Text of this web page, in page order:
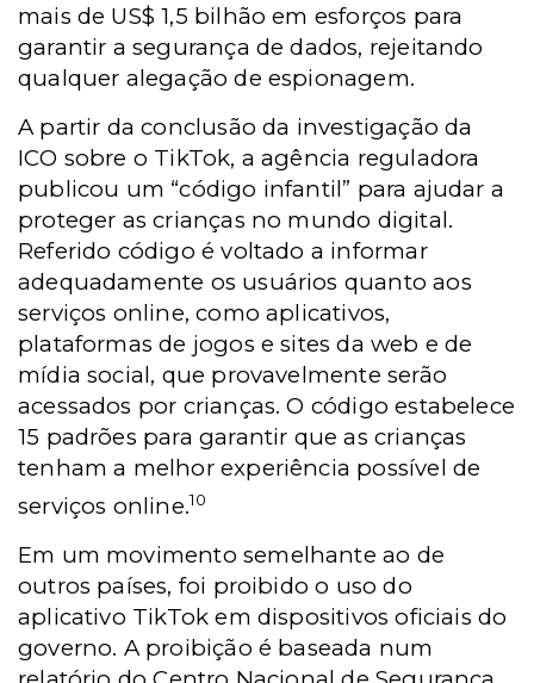
mais de US$ 1,5 bilhão em esforços para
garantir a segurança de dados, rejeitando
qualquer alegação de espionagem.
A partir da conclusão da investigação da
ICO sobre o TikTok, a agência reguladora
publicou um “código infantil” para ajudar a
proteger as crianças no mundo digital.
Referido código é voltado a informar
adequadamente os usuários quanto aos
serviços online, como aplicativos,
plataformas de jogos e sites da web e de
mídia social, que provavelmente serão
acessados por crianças. O código estabelece
15 padrões para garantir que as crianças
tenham a melhor experiência possível de
serviços online.10
Em um movimento semelhante ao de
outros países, foi proibido o uso do
aplicativo TikTok em dispositivos oficiais do
governo. A proibição é baseada num